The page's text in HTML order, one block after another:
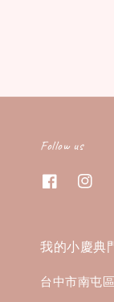
Follow us
我的小慶典
台中市南屯區